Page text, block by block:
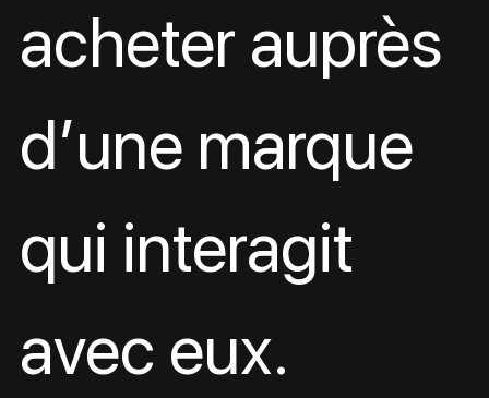
acheter auprès
d’une marque
qui interagit
avec eux.